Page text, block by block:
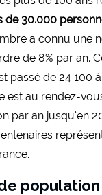
de 30.000
a connu une
de 8% par an.
passé de 24 100
est au rendez-
par an jusqu’en